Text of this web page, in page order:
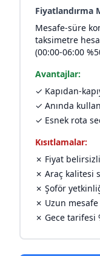
Fiyatlandırma
Mesafe-süre
taksimetre
(00:00-06:00
Avantajlar:
✓ Kapıdan-
✓ Anında
✓ Esnek rota
Kısıtlamalar:
✗ Fiyat
✗ Araç kalitesi
✗ Şoför
✗ Uzun
✗ Gece tarifesi